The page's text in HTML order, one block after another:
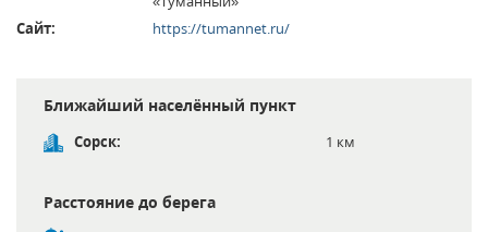
Сайт:
https://tumannet.ru/
Ближайший населённый пункт
Сорск: 1 км
Расстояние до берега